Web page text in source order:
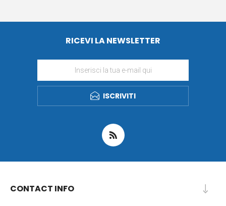
RICEVI LA NEWSLETTER
ISCRIVITI
CONTACT INFO